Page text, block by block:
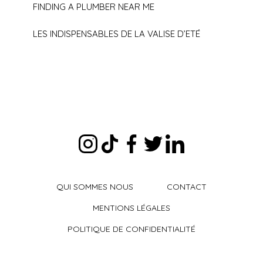
FINDING A PLUMBER NEAR ME
LES INDISPENSABLES DE LA VALISE D’ETÉ
QUI SOMMES NOUS
CONTACT
MENTIONS LÉGALES
POLITIQUE DE CONFIDENTIALITÉ